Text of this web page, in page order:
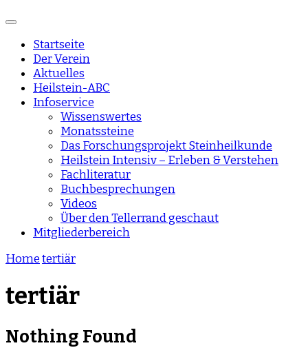
Startseite
Der Verein
Aktuelles
Heilstein-ABC
Infoservice
Wissenswertes
Monatssteine
Das Forschungsprojekt Steinheilkunde
Heilstein Intensiv – Erleben & Verstehen
Fachliteratur
Buchbesprechungen
Videos
Über den Tellerrand geschaut
Mitgliederbereich
Hometertiär
tertiär
Nothing Found